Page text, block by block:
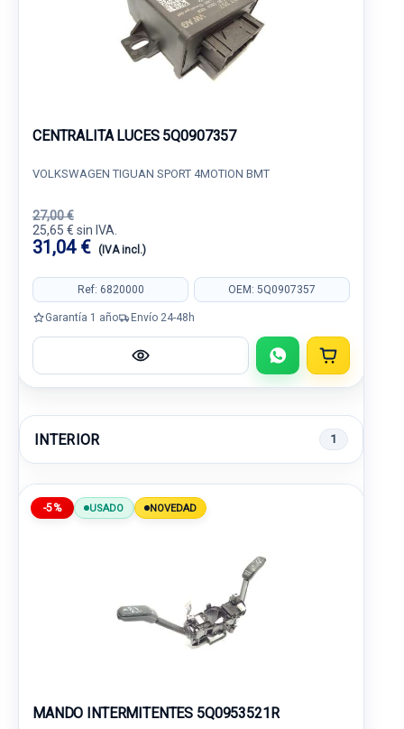
CENTRALITA LUCES 5Q0907357
VOLKSWAGEN TIGUAN SPORT 4MOTION BMT
27,00 €
25,65 € sin IVA.
31,04 € (IVA incl.)
Ref: 6820000 OEM: 5Q0907357
Garantía 1 año Envío 24-48h
INTERIOR 1
-5% USADO NOVEDAD
MANDO INTERMITENTES 5Q0953521R